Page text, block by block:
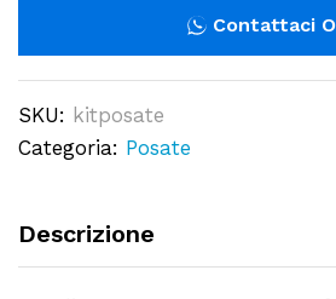
-
Forchette,Coltello,Tovagliolo-
100
pz.
Contattaci
SKU: kitposate
Categoria: Posate
Descrizione